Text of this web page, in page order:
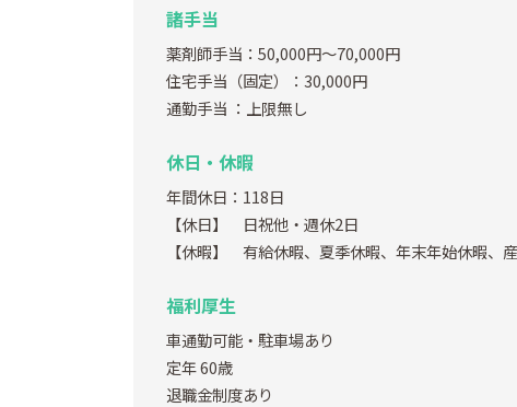
諸手当
薬剤師手当：50,000円～70,000円
住宅手当（固定）：30,000円
通勤手当 ：上限無し
休日・休暇
年間休日：118日
【休日】 日祝他・週休2日
【休暇】 有給休暇、夏季休暇、年末年始休暇、
福利厚生
車通勤可能・駐車場あり
定年 60歳
退職金制度あり